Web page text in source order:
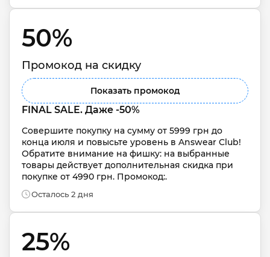
50%
Промокод на скидку
Показать промокод
FINAL SALE. Даже -50%
Совершите покупку на сумму от 5999 грн до
конца июля и повысьте уровень в Answear Club!
Обратите внимание на фишку: на выбранные
товары действует дополнительная скидка при
покупке от 4990 грн. Промокод:.
Осталось 2 дня
25%